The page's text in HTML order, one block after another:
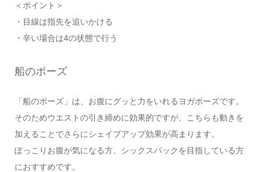
＜ポイント＞
・目線は指先を追いかける
・辛い場合は4の状態で行う
船のポーズ
「船のポーズ」は、お腹にグッと力をいれるヨガポーズです。
そのためウエストの引き締めに効果的ですが、こちらも動きを
加えることでさらにシェイプアップ効果が高まります。
ぽっこりお腹が気になる方、シックスパックを目指している方
におすすめです。